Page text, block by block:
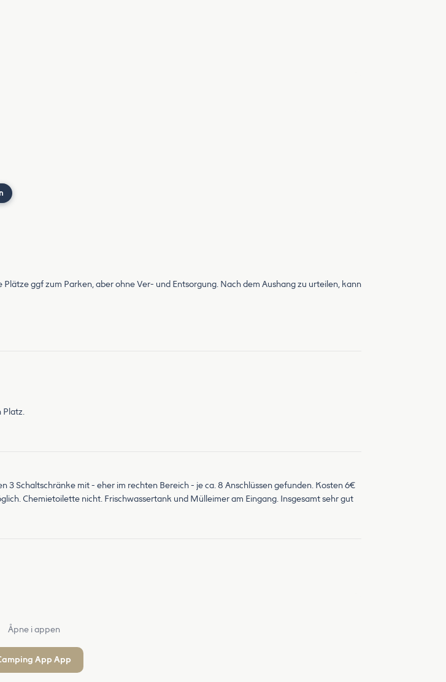
ggf zum Parken, aber ohne Ver- und Entsorgung. Nach dem Aushang zu urteilen, kann
Platz.
3 Schaltschränke mit - eher im rechten Bereich - je ca. 8 Anschlüssen gefunden. Kosten 6€
Chemietoilette nicht. Frischwassertank und Mülleimer am Eingang. Insgesamt sehr gut
Åpne i appen
App App